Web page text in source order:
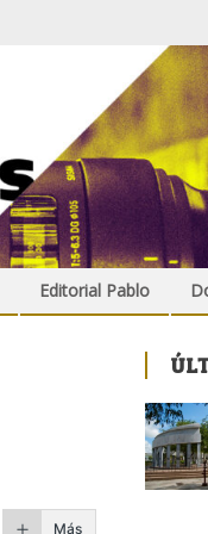
Editorial Pablo
Más